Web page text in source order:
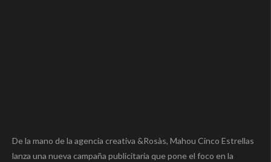
De la mano de la agencia creativa &Rosàs, Mahou Cinco Estrellas
lanza una nueva campaña publicitaria que pone el foco en la